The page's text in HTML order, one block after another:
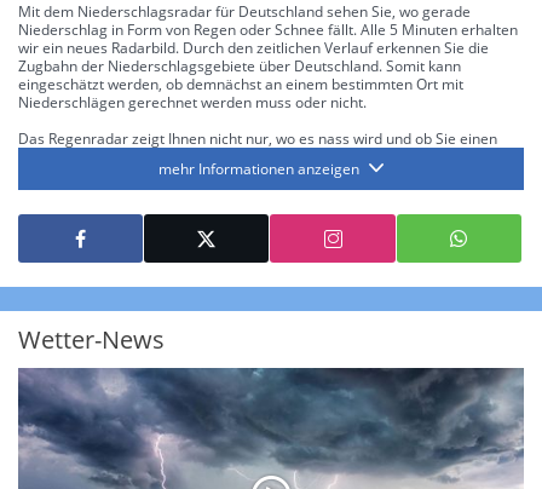
Mit dem Niederschlagsradar für Deutschland sehen Sie, wo gerade
Niederschlag in Form von Regen oder Schnee fällt. Alle 5 Minuten erhalten
wir ein neues Radarbild. Durch den zeitlichen Verlauf erkennen Sie die
Zugbahn der Niederschlagsgebiete über Deutschland. Somit kann
eingeschätzt werden, ob demnächst an einem bestimmten Ort mit
Niederschlägen gerechnet werden muss oder nicht.
Das Regenradar zeigt Ihnen nicht nur, wo es nass wird und ob Sie einen
die Niederschlagsintensität. Diese bezieht sich laut offiziellen Richtlinien
jeweils auf die Niederschlagsmenge in l/m² pro Stunde Regen- bzw.
Schneefall. Die 6 Stufen sind wie folgt gegliedert: Die hellen Blautöne
symbolisieren leichte bis mäßige Regen- bzw. Schneefälle mit einer
Intensität bis 8.1 l/m² pro Stunde. Dunkelblau repräsentiert mäßige bis
starke Niederschläge bis 35 l/m² pro Stunde. Hier können bereits Gewitter
auftreten. Extreme bzw. unwetterartige Niederschlagsereignisse mit
über 150 l/m² pro Stunde an. Solche
Neben der Niederschlagsintensität kann auch die Zuggeschwindigkeit der
Niederschlagsgebiete und damit die Niederschlagsdauer abgeschätzt
werden. Neben der 5-minütigen Radaraufzeichnung gibt es eine
Niederschlagsprognosefür die nächsten 2 Stunden. So sehen Sie genau,
wann und wo in Deutschland mit Regen oder Schneefall zu rechnen ist bzw.
kennen zu jeder Zeit den genauen Verlauf einer Niederschlagsfront.
mehr Informationen anzeigen
Wetter-News